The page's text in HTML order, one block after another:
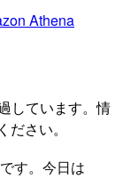
Athena
しています。情
さい。
す。今日は